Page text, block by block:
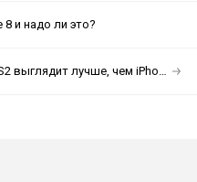
и надо ли это?
лучше, чем iPhone